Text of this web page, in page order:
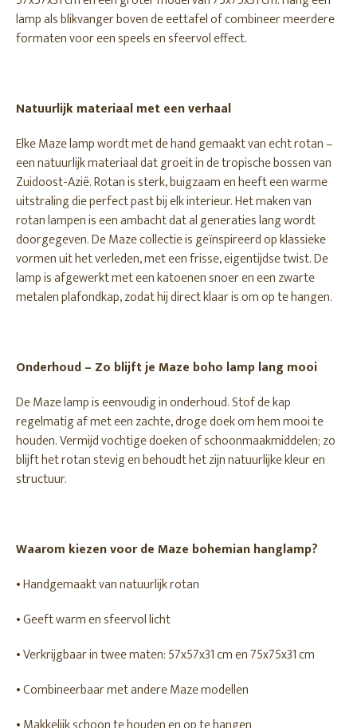
lamp als blikvanger boven de eettafel of combineer meerdere
formaten voor een speels en sfeervol effect.
Natuurlijk materiaal met een verhaal
Elke Maze lamp wordt met de hand gemaakt van echt rotan –
een natuurlijk materiaal dat groeit in de tropische bossen van
Zuidoost-Azië. Rotan is sterk, buigzaam en heeft een warme
uitstraling die perfect past bij elk interieur. Het maken van
rotan lampen is een ambacht dat al generaties lang wordt
doorgegeven. De Maze collectie is geïnspireerd op klassieke
vormen uit het verleden, met een frisse, eigentijdse twist. De
lamp is afgewerkt met een katoenen snoer en een zwarte
metalen plafondkap, zodat hij direct klaar is om op te hangen.
Onderhoud – Zo blijft je Maze boho lamp lang mooi
De Maze lamp is eenvoudig in onderhoud. Stof de kap
regelmatig af met een zachte, droge doek om hem mooi te
houden. Vermijd vochtige doeken of schoonmaakmiddelen; zo
blijft het rotan stevig en behoudt het zijn natuurlijke kleur en
structuur.
Waarom kiezen voor de Maze bohemian hanglamp?
• Handgemaakt van natuurlijk rotan
• Geeft warm en sfeervol licht
• Verkrijgbaar in twee maten: 57x57x31 cm en 75x75x31 cm
• Combineerbaar met andere Maze modellen